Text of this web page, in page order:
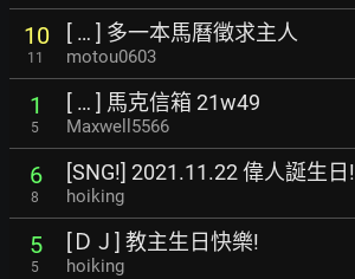
10
11
[ … ] 多一本馬曆徵求主人
motou0603
1
5
[ … ] 馬克信箱 21w49
Maxwell5566
6
8
[SNG!] 2021.11.22 偉人誕生日!
hoiking
5
5
[ＤＪ] 教主生日快樂!
hoiking